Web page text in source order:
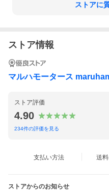
ストアに
ストア情報
マルハモータース
ストア評価
4.90
234件の評価を見る
支払い方法 送
ストアからのお知らせ